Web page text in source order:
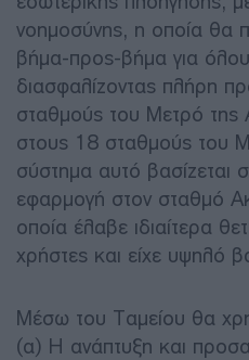
νοημοσύνης, η οποία θα
βήμα-προς-βήμα για
διασφαλίζοντας πλήρη
σταθμούς του Μετρό της
στους 18 σταθμούς του
σύστημα αυτό βασίζεται
εφαρμογή στον σταθμό
οποία έλαβε ιδιαίτερα
χρήστες και είχε υψηλό
Μέσω του Ταμείου θα
(α) Η ανάπτυξη και